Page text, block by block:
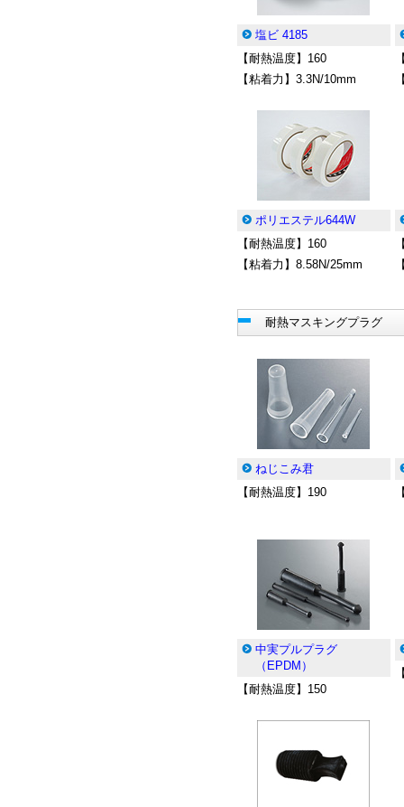
塩ビ 4185
【耐熱温度】160
【粘着力】3.3N/10mm
ポリエステル644W
【耐熱温度】160
【粘着力】8.58N/25mm
耐熱マスキングプラグ
ねじこみ君
【耐熱温度】190
中実プルプラグ
（EPDM）
【耐熱温度】150